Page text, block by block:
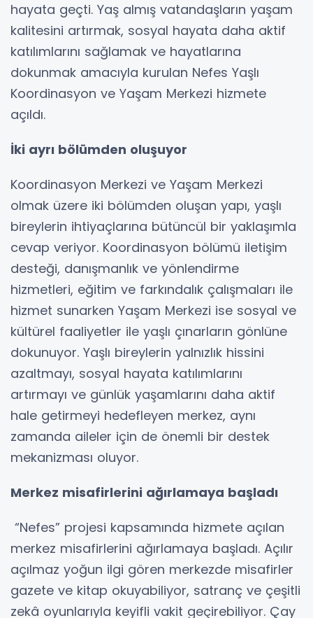
hayata geçti. Yaş almış vatandaşların yaşam
kalitesini artırmak, sosyal hayata daha aktif
katılımlarını sağlamak ve hayatlarına
dokunmak amacıyla kurulan Nefes Yaşlı
Koordinasyon ve Yaşam Merkezi hizmete
açıldı.
İki ayrı bölümden oluşuyor
Koordinasyon Merkezi ve Yaşam Merkezi
olmak üzere iki bölümden oluşan yapı, yaşlı
bireylerin ihtiyaçlarına bütüncül bir yaklaşımla
cevap veriyor. Koordinasyon bölümü iletişim
desteği, danışmanlık ve yönlendirme
hizmetleri, eğitim ve farkındalık çalışmaları ile
hizmet sunarken Yaşam Merkezi ise sosyal ve
kültürel faaliyetler ile yaşlı çınarların gönlüne
dokunuyor. Yaşlı bireylerin yalnızlık hissini
azaltmayı, sosyal hayata katılımlarını
artırmayı ve günlük yaşamlarını daha aktif
hale getirmeyi hedefleyen merkez, aynı
zamanda aileler için de önemli bir destek
mekanizması oluyor.
Merkez misafirlerini ağırlamaya başladı
“Nefes” projesi kapsamında hizmete açılan
merkez misafirlerini ağırlamaya başladı. Açılır
açılmaz yoğun ilgi gören merkezde misafirler
gazete ve kitap okuyabiliyor, satranç ve çeşitli
zekâ oyunlarıyla keyifli vakit geçirebiliyor. Çay